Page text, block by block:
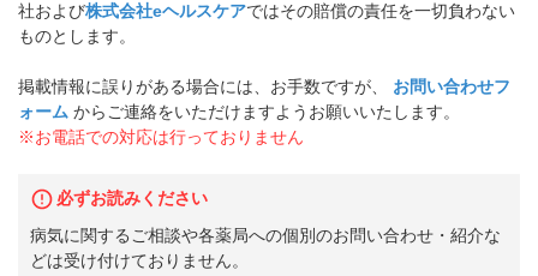
社および株式会社eヘルスケアではその賠償の責任を一切負わない
ものとします。
掲載情報に誤りがある場合には、お手数ですが、
お問い合わせフ
ォーム からご連絡をいただけますようお願いいたします。
※お電話での対応は行っておりません
必ずお読みください
病気に関するご相談や各薬局への個別のお問い合わせ・紹介な
どは受け付けておりません。